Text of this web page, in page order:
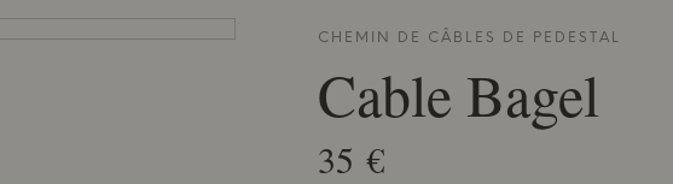
CHEMIN DE CÂBLES DE PEDESTAL
Cable Bagel
35 €